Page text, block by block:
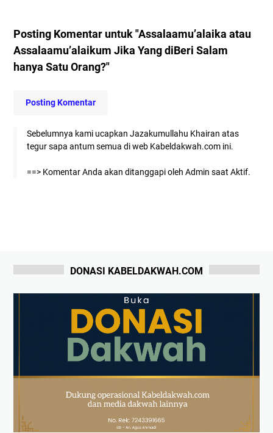
Posting Komentar untuk "Assalaamu’alaika atau
Assalaamu’alaikum Jika Yang diBeri Salam
hanya Satu Orang?"
Posting Komentar
Sebelumnya kami ucapkan Jazakumullahu Khairan atas
tegur sapa antum semua di web Kabeldakwah.com ini.
==> Komentar Anda akan ditanggapi oleh Admin saat Aktif.
DONASI KABELDAKWAH.COM